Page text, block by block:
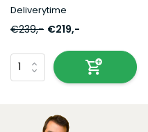
Deliverytime
€239,- €219,-